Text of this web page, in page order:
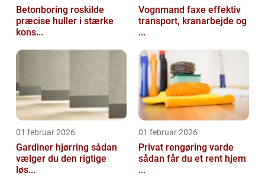
Betonboring roskilde
præcise huller i stærke
kons...
Vognmand faxe effektiv
transport, kranarbejde og
...
01 februar 2026
Gardiner hjørring sådan
vælger du den rigtige
løs...
01 februar 2026
Privat rengøring varde
sådan får du et rent hjem
...